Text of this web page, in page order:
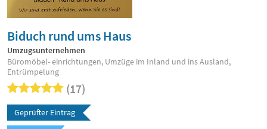
Biduch rund ums Haus
Umzugsunternehmen
Büromöbel- einrichtungen, Umzüge im Inland und ins Ausland,
Entrümpelung
(17)
Geprüfter Eintrag